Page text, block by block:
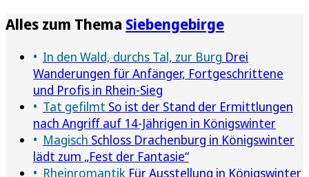
Alles zum Thema Siebengebirge
In den Wald, durchs Tal, zur Burg Drei
Wanderungen für Anfänger, Fortgeschrittene
und Profis in Rhein-Sieg
Tat gefilmt So ist der Stand der Ermittlungen
nach Angriff auf 14-Jährigen in Königswinter
Magisch Schloss Drachenburg in Königswinter
lädt zum „Fest der Fantasie“
Rheinromantik Für Ausstellung in Königswinter